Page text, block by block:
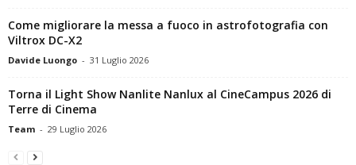
Come migliorare la messa a fuoco in astrofotografia con
Viltrox DC-X2
Davide Luongo - 31 Luglio 2026
Torna il Light Show Nanlite Nanlux al CineCampus 2026 di
Terre di Cinema
Team - 29 Luglio 2026